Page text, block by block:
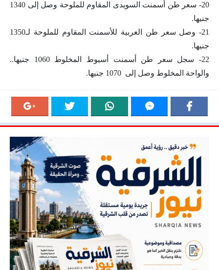
20- سعر طن أسمنت السويدى المقاوم للملوحة وصل إلى 1340
جنيها.
21- وصل سعر طن العربية للأسمنت المقاوم للملوحة لـ1350
جنيها.
22- سجل سعر طن أسمنت أسيوط المخلوط 1060 جنيها..
والواحة المخلوط وصل إلى 1070 جنيها.